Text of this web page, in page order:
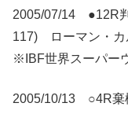
2005/07/14 ●12R
117) ローマン・カ
※IBF世界スーパー
2005/10/13 ○4R棄